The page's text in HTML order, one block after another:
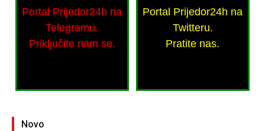
Portal Prijedor24h na
Telegramu.
Priključite nam se.
Portal Prijedor24h na
Twitteru.
Pratite nas.
Novo